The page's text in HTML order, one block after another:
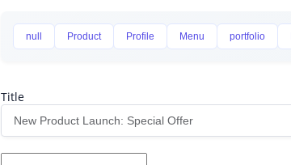
null Product Profile Menu portfolio
Title